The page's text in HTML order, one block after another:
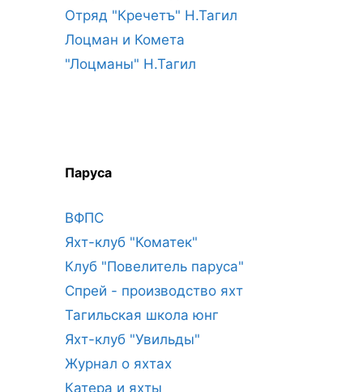
Отряд "Кречетъ" Н.Тагил
Лоцман и Комета
"Лоцманы" Н.Тагил
Паруса
ВФПС
Яхт-клуб "Коматек"
Клуб "Повелитель паруса"
Спрей - производство яхт
Тагильская школа юнг
Яхт-клуб "Увильды"
Журнал о яхтах
Катера и яхты